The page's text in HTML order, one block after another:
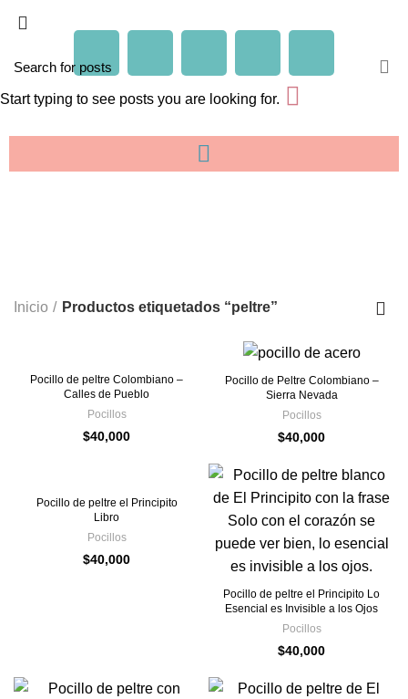
Inicio Productos etiquetados “peltre”
Pocillo de peltre Colombiano –
Calles de Pueblo
Pocillos
$40,000
Pocillo de Peltre Colombiano –
Sierra Nevada
Pocillos
$40,000
Pocillo de peltre el Principito
Libro
Pocillos
$40,000
Pocillo de peltre el Principito Lo
Esencial es Invisible a los Ojos
Pocillos
$40,000
Start typing to see posts you are looking for.